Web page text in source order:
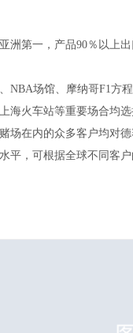
第一，产品90％以上出
场馆、摩纳哥F1方程
海火车站等重要场合均
在内的众多客户均对德
，可根据全球不同客